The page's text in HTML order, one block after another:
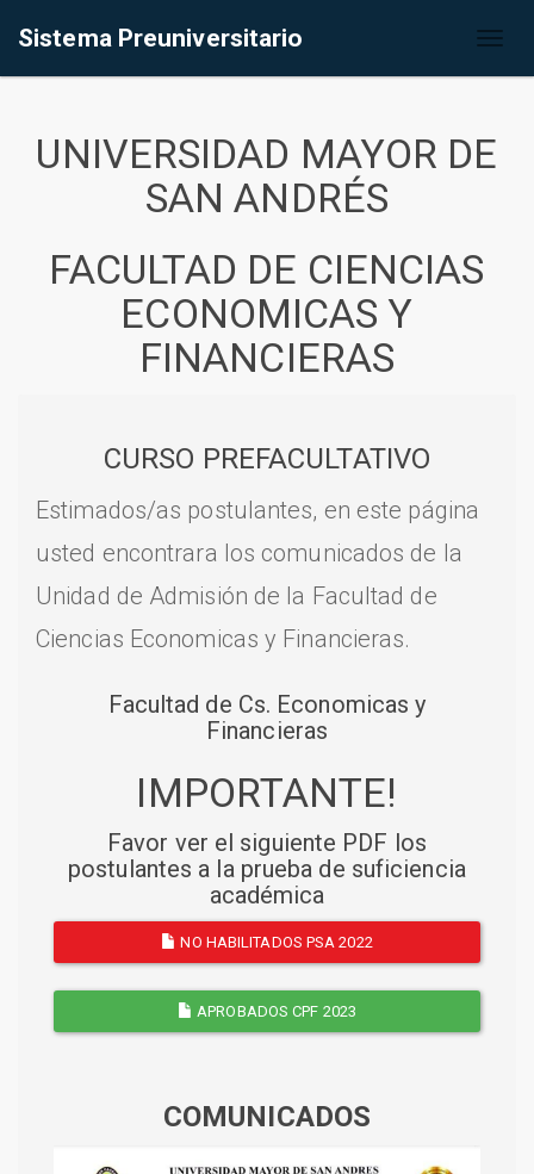
Sistema Preuniversitario
UNIVERSIDAD MAYOR DE
SAN ANDRÉS
FACULTAD DE CIENCIAS
ECONOMICAS Y
FINANCIERAS
CURSO PREFACULTATIVO
Estimados/as postulantes, en este página
usted encontrara los comunicados de la
Unidad de Admisión de la Facultad de
Ciencias Economicas y Financieras.
Facultad de Cs. Economicas y
Financieras
IMPORTANTE!
Favor ver el siguiente PDF los
postulantes a la prueba de suficiencia
académica
NO HABILITADOS PSA 2022
APROBADOS CPF 2023
COMUNICADOS